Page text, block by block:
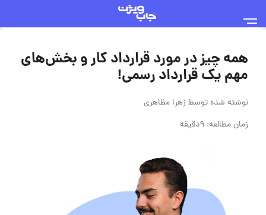
همه چیز در مورد قرارداد کار و بخش‌های
مهم یک قرارداد رسمی!
نوشته شده توسط زهرا مظاهری
زمان مطالعه: 9دقیقه